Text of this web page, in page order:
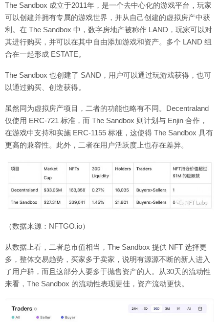
The Sandbox 成立于2011年，是一个去中心化的游戏平台，玩家
可以创建并拥有专属的游戏世界，并从自己创建的虚拟房产中获
利。在 The Sandbox 中，数字房地产被称作 LAND，玩家可以对
其进行购买，并可以在其中自由添加游戏和资产。多个 LAND 组
合在一起形成 ESTATE。
The Sandbox 也创建了 SAND，用户可以通过玩游戏获得，也可
以通过购买、创造获得。
虽然同为虚拟房产项目，二者的功能也略有不同。Decentraland
仅使用 ERC-721 标准，而 The Sandbox 则计划与 Enjin 合作，
在游戏中支持和实施 ERC-1155 标准，这使得 The Sandbox 具有
更高的兼容性。此外，二者在用户活跃度上也存在差异。
（数据来源：NFTGO.io）
从数据上看，二者总市值相当，The Sandbox 提供 NFT 选择更
多，整体交易趋势，买家多于卖家，说明有源源不断的新人进入
了用户群，而且这部分人要多于抛售资产的人。从30天的流动性
来看，The Sandbox 的流动性表现更佳，资产流动更快。